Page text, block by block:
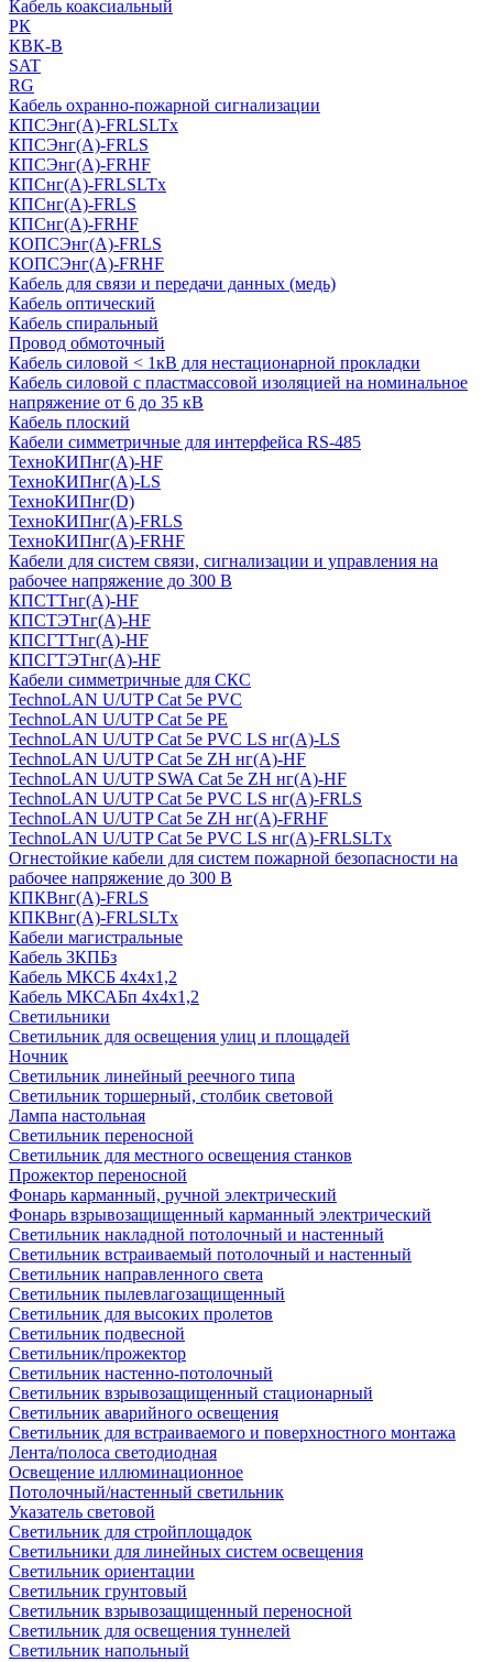
Кабель коаксиальный
РК
КВК-В
SAT
RG
Кабель охранно-пожарной сигнализации
КПСЭнг(А)-FRLSLTx
КПСЭнг(А)-FRLS
КПСЭнг(А)-FRHF
КПСнг(А)-FRLSLTx
КПСнг(А)-FRLS
КПСнг(А)-FRHF
КОПСЭнг(А)-FRLS
КОПСЭнг(А)-FRHF
Кабель для связи и передачи данных (медь)
Кабель оптический
Кабель спиральный
Провод обмоточный
Кабель силовой < 1кВ для нестационарной прокладки
Кабель силовой с пластмассовой изоляцией на номинальное
напряжение от 6 до 35 кВ
Кабель плоский
Кабели симметричные для интерфейса RS-485
ТеxноКИПнг(A)-HF
ТеxноКИПнг(A)-LS
ТеxноКИПнг(D)
ТехноКИПнг(A)-FRLS
ТехноКИПнг(A)-FRHF
Кабели для систем связи, сигнализации и управления на
рабочее напряжение до 300 В
КПСТТнг(A)-HF
КПСТЭТнг(A)-HF
КПСГТТнг(A)-HF
КПСГТЭТнг(A)-HF
Кабели симметричные для СКС
TechnoLAN U/UTP Cat 5e PVC
TechnoLAN U/UTP Cat 5e PE
TechnoLAN U/UTP Cat 5e PVC LS нг(A)-LS
TechnoLAN U/UTP Cat 5e ZH нг(A)-HF
TechnoLAN U/UTP SWA Cat 5e ZH нг(A)-HF
TechnoLAN U/UTP Cat 5e PVC LS нг(A)-FRLS
TechnoLAN U/UTP Cat 5e ZH нг(A)-FRHF
TechnoLAN U/UTP Cat 5e PVC LS нг(A)-FRLSLTx
Огнестойкие кабели для систем пожарной безопасности на
рабочее напряжение до 300 В
КПКВнг(A)-FRLS
КПКВнг(A)-FRLSLTx
Кабели магистральные
Кабель ЗКПБз
Кабель МКСБ 4х4х1,2
Кабель МКСАБп 4х4х1,2
Светильники
Светильник для освещения улиц и площадей
Ночник
Светильник линейный реечного типа
Светильник торшерный, столбик световой
Лампа настольная
Светильник переносной
Светильник для местного освещения станков
Прожектор переносной
Фонарь карманный, ручной электрический
Фонарь взрывозащищенный карманный электрический
Светильник накладной потолочный и настенный
Светильник встраиваемый потолочный и настенный
Светильник направленного света
Светильник пылевлагозащищенный
Светильник для высоких пролетов
Светильник подвесной
Светильник/прожектор
Светильник настенно-потолочный
Светильник взрывозащищенный стационарный
Светильник аварийного освещения
Светильник для встраиваемого и поверхностного монтажа
Лента/полоса светодиодная
Освещение иллюминационное
Потолочный/настенный светильник
Указатель световой
Светильник для стройплощадок
Светильники для линейных систем освещения
Светильник ориентации
Светильник грунтовый
Светильник взрывозащищенный переносной
Светильник для освещения туннелей
Светильник напольный